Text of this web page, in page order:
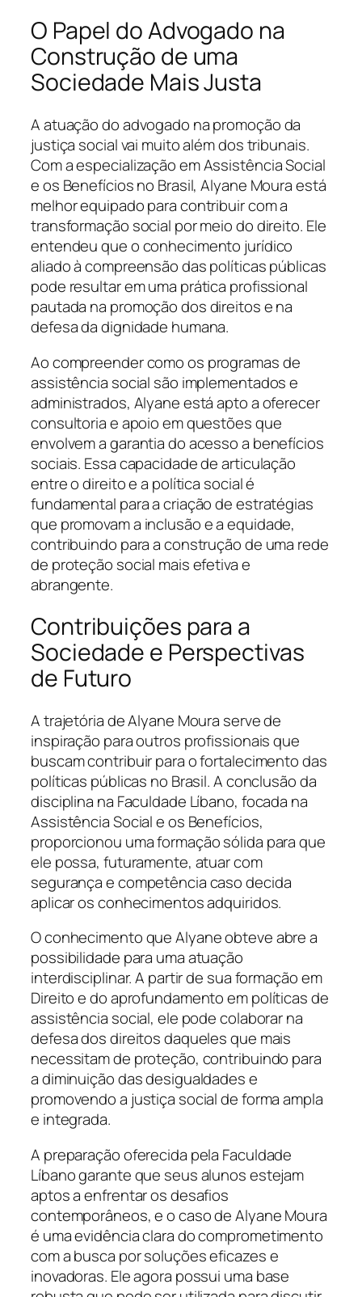
O Papel do Advogado na
Construção de uma
Sociedade Mais Justa
A atuação do advogado na promoção da
justiça social vai muito além dos tribunais.
Com a especialização em Assistência Social
e os Benefícios no Brasil, Alyane Moura está
melhor equipado para contribuir com a
transformação social por meio do direito. Ele
entendeu que o conhecimento jurídico
aliado à compreensão das políticas públicas
pode resultar em uma prática profissional
pautada na promoção dos direitos e na
defesa da dignidade humana.
Ao compreender como os programas de
assistência social são implementados e
administrados, Alyane está apto a oferecer
consultoria e apoio em questões que
envolvem a garantia do acesso a benefícios
sociais. Essa capacidade de articulação
entre o direito e a política social é
fundamental para a criação de estratégias
que promovam a inclusão e a equidade,
contribuindo para a construção de uma rede
de proteção social mais efetiva e
abrangente.
Contribuições para a
Sociedade e Perspectivas
de Futuro
A trajetória de Alyane Moura serve de
inspiração para outros profissionais que
buscam contribuir para o fortalecimento das
políticas públicas no Brasil. A conclusão da
disciplina na Faculdade Líbano, focada na
Assistência Social e os Benefícios,
proporcionou uma formação sólida para que
ele possa, futuramente, atuar com
segurança e competência caso decida
aplicar os conhecimentos adquiridos.
O conhecimento que Alyane obteve abre a
possibilidade para uma atuação
interdisciplinar. A partir de sua formação em
Direito e do aprofundamento em políticas de
assistência social, ele pode colaborar na
defesa dos direitos daqueles que mais
necessitam de proteção, contribuindo para
a diminuição das desigualdades e
promovendo a justiça social de forma ampla
e integrada.
A preparação oferecida pela Faculdade
Líbano garante que seus alunos estejam
aptos a enfrentar os desafios
contemporâneos, e o caso de Alyane Moura
é uma evidência clara do comprometimento
com a busca por soluções eficazes e
inovadoras. Ele agora possui uma base